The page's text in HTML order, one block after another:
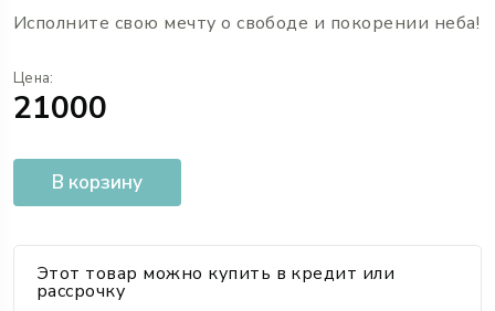
Исполните свою мечту о свободе и покорении неба!
Цена:
21000
В корзину
Этот товар можно купить в кредит или
рассрочку